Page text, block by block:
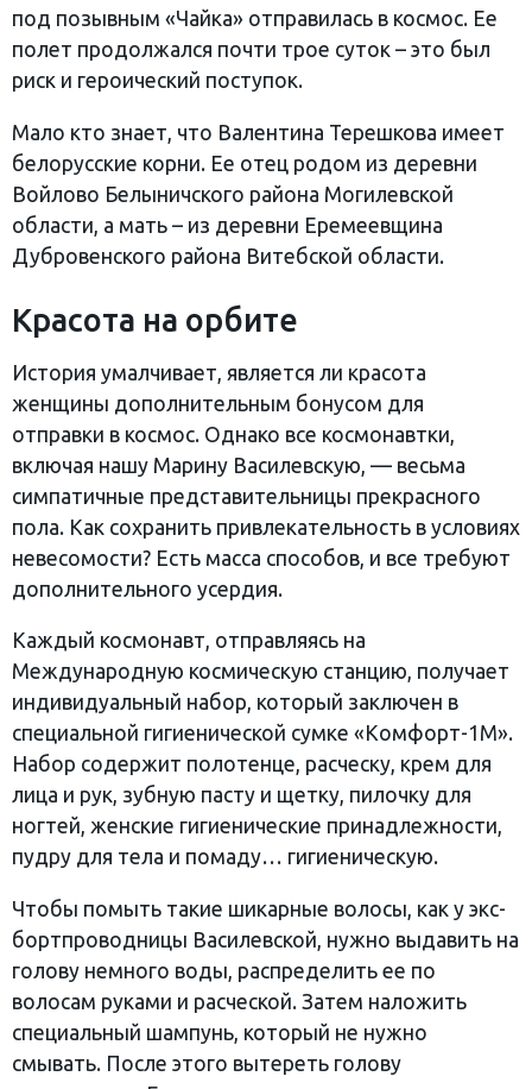
под позывным «Чайка» отправилась в космос. Ее
полет продолжался почти трое суток – это был
риск и героический поступок.
Мало кто знает, что Валентина Терешкова имеет
белорусские корни. Ее отец родом из деревни
Войлово Белыничского района Могилевской
области, а мать – из деревни Еремеевщина
Дубровенского района Витебской области.
Красота на орбите
История умалчивает, является ли красота
женщины дополнительным бонусом для
отправки в космос. Однако все космонавтки,
включая нашу Марину Василевскую, — весьма
симпатичные представительницы прекрасного
пола. Как сохранить привлекательность в условиях
невесомости? Есть масса способов, и все требуют
дополнительного усердия.
Каждый космонавт, отправляясь на
Международную космическую станцию, получает
индивидуальный набор, который заключен в
специальной гигиенической сумке «Комфорт-1М».
Набор содержит полотенце, расческу, крем для
лица и рук, зубную пасту и щетку, пилочку для
ногтей, женские гигиенические принадлежности,
пудру для тела и помаду… гигиеническую.
Чтобы помыть такие шикарные волосы, как у экс-
бортпроводницы Василевской, нужно выдавить на
голову немного воды, распределить ее по
волосам руками и расческой. Затем наложить
специальный шампунь, который не нужно
смывать. После этого вытереть голову